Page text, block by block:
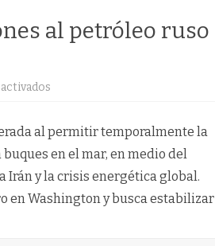
de
los
colombianos
al petróleo ruso
sanciones
al
petróleo
en
de
al permitir temporalmente la
en el mar, en medio del
Irán y la crisis energética global.
en Washington y busca estabilizar